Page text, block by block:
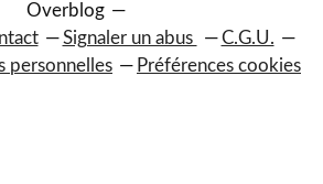
Overblog
Signaler un abus
C.G.U.
personnelles
Préférences cookies